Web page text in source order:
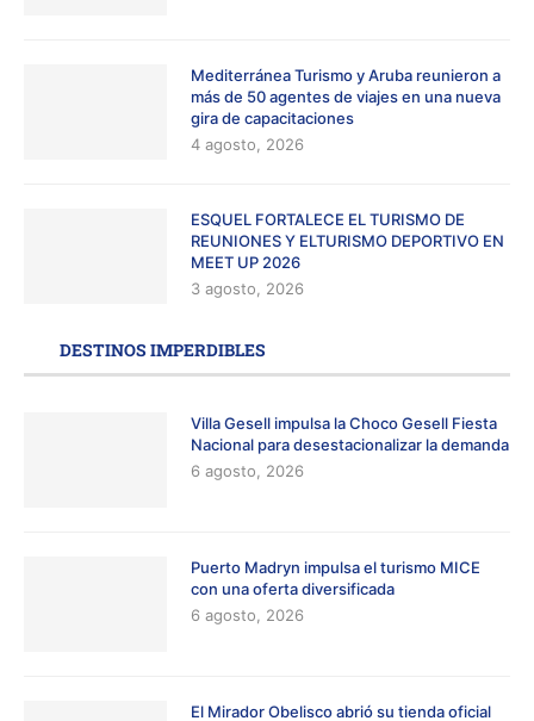
Mediterránea Turismo y Aruba reunieron a
más de 50 agentes de viajes en una nueva
gira de capacitaciones
4 agosto, 2026
ESQUEL FORTALECE EL TURISMO DE
REUNIONES Y ELTURISMO DEPORTIVO EN
MEET UP 2026
3 agosto, 2026
DESTINOS IMPERDIBLES
Villa Gesell impulsa la Choco Gesell Fiesta
Nacional para desestacionalizar la demanda
6 agosto, 2026
Puerto Madryn impulsa el turismo MICE
con una oferta diversificada
6 agosto, 2026
El Mirador Obelisco abrió su tienda oficial